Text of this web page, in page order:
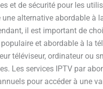
et de sécurité pour les
alternative abordable à
il est important de
et abordable à la
téléviseur, ordinateur ou
Les services IPTV par
pour accéder à une